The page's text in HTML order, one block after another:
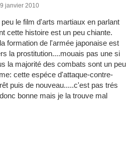
janvier 2010
le film d'arts martiaux en parlant
cette histoire est un peu chiante.
formation de l'armée japonaise est
la prostitution....mouais pas une si
la majorité des combats sont un peu
cette espéce d'attaque-contre-
puis de nouveau.....c'est pas trés
bonne mais je la trouve mal